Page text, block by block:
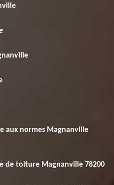
aux normes Magnanville
de toiture Magnanville 78200